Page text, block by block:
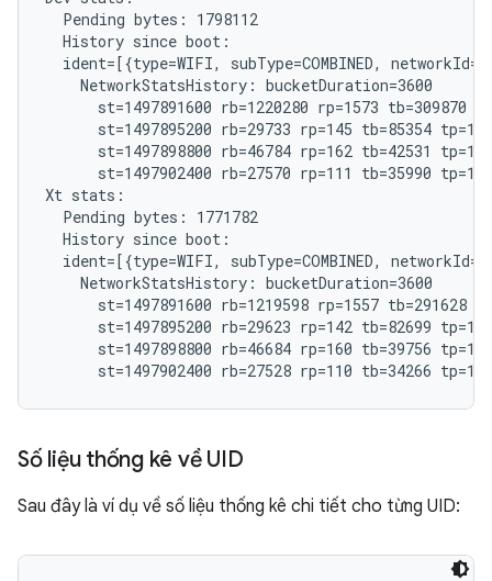
  Pending bytes: 1798112
  History since boot:
ident=[{type=WIFI, subType=COMBINED,
    NetworkStatsHistory: bucketDuration=3600
st=1497891600 rb=1220280 rp=1573 tb=309870
st=1497895200 rb=29733 rp=145 tb=85354
st=1497898800 rb=46784 rp=162 tb=42531
st=1497902400 rb=27570 rp=111 tb=35990
Xt stats:
  Pending bytes: 1771782
  History since boot:
ident=[{type=WIFI, subType=COMBINED,
    NetworkStatsHistory: bucketDuration=3600
st=1497891600 rb=1219598 rp=1557 tb=291628
st=1497895200 rb=29623 rp=142 tb=82699
st=1497898800 rb=46684 rp=160 tb=39756
Số liệu thống kê về UID
Sau đây là ví dụ về số liệu thống kê chi tiết cho từng UID: